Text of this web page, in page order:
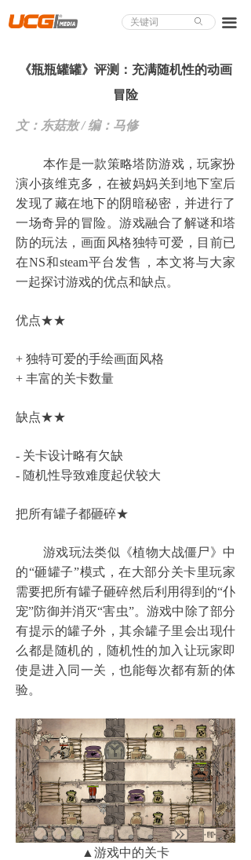
끀
About UCG
业界论道
天下聚会
游戏视频
商城精品
游戏大赏
个人中心
ꄙ
文：东菇敖 / 编：马修
本作是一款策略塔防游戏，玩家扮
演小孩维克多，在被妈妈关到地下室后
发现了藏在地下的阴暗秘密，并进行了
一场奇异的冒险。游戏融合了解谜和塔
防的玩法，画面风格独特可爱，目前已
在NS和steam平台发售，本文将与大家
一起探讨游戏的优点和缺点。
优点★★
+ 独特可爱的手绘画面风格
+ 丰富的关卡数量
缺点★★
- 关卡设计略有欠缺
- 随机性导致难度起伏较大
把所有罐子都砸碎★
游戏玩法类似《植物大战僵尸》中
的“砸罐子”模式，在大部分关卡里玩家
需要把所有罐子砸碎然后利用得到的“仆
宠”防御并消灭“害虫”。游戏中除了部分
有提示的罐子外，其余罐子里会出现什
么都是随机的，随机性的加入让玩家即
使是进入同一关，也能每次都有新的体
验。
▲游戏中的关卡
《瓶瓶罐罐》评测：充满随机性的动画
冒险